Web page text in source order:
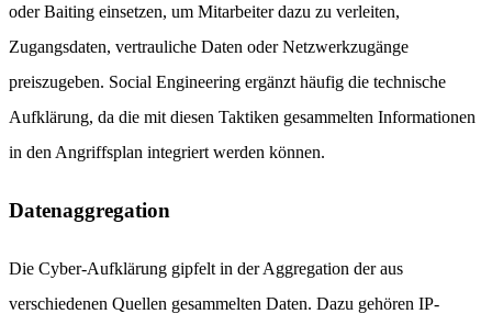
oder Baiting einsetzen, um Mitarbeiter dazu zu verleiten,
Zugangsdaten, vertrauliche Daten oder Netzwerkzugänge
preiszugeben. Social Engineering ergänzt häufig die technische
Aufklärung, da die mit diesen Taktiken gesammelten Informationen
in den Angriffsplan integriert werden können.
Datenaggregation
Die Cyber-Aufklärung gipfelt in der Aggregation der aus
verschiedenen Quellen gesammelten Daten. Dazu gehören IP-